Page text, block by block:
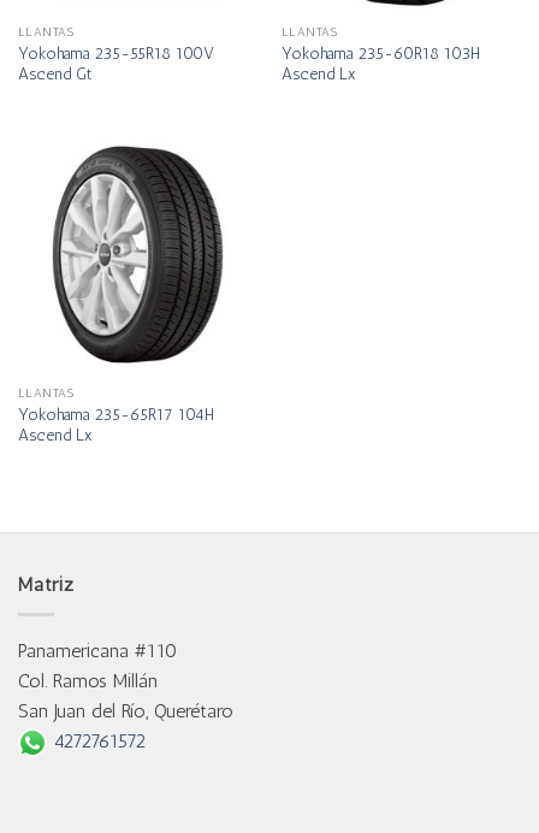
LLANTAS
Yokohama 235-55R18 100V
Ascend Gt
LLANTAS
Yokohama 235-60R18 103H
Ascend Lx
LLANTAS
Yokohama 235-65R17 104H
Ascend Lx
Matriz
Panamericana #110
Col. Ramos Millán
San Juan del Río, Querétaro
4272761572